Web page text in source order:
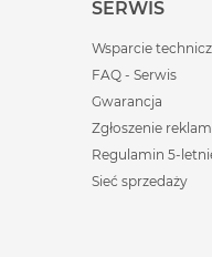
SERWIS
Wsparcie
FAQ - Serwis
Gwarancja
Zgłoszenie
Regulamin 5-
Sieć sprzedaży